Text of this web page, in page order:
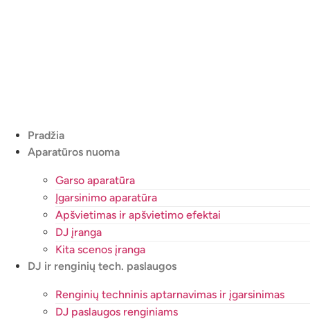
Pradžia
Aparatūros nuoma
Garso aparatūra
Įgarsinimo aparatūra
Apšvietimas ir apšvietimo efektai
DJ įranga
Kita scenos įranga
DJ ir renginių tech. paslaugos
Renginių techninis aptarnavimas ir įgarsinimas
DJ paslaugos renginiams